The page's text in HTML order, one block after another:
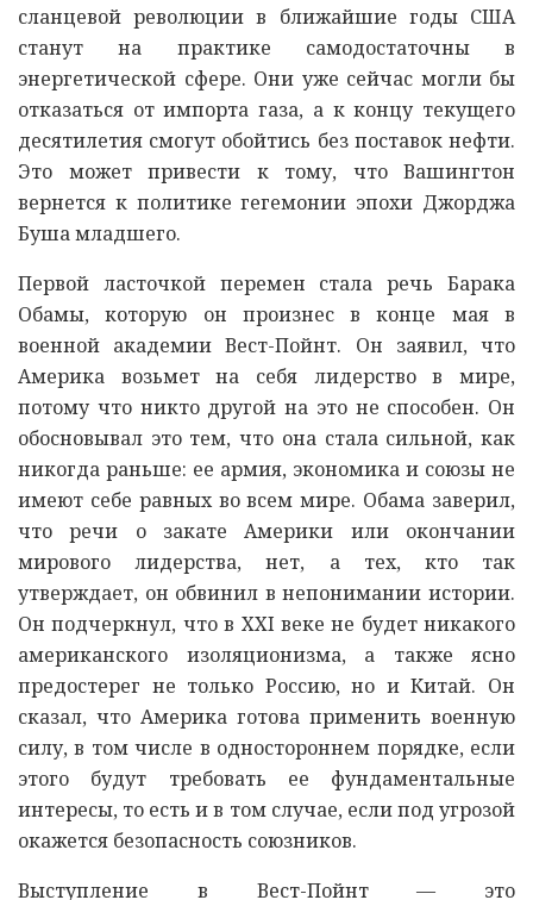
сланцевой революции в ближайшие годы США
станут на практике самодостаточны в
энергетической сфере. Они уже сейчас могли бы
отказаться от импорта газа, а к концу текущего
десятилетия смогут обойтись без поставок нефти.
Это может привести к тому, что Вашингтон
вернется к политике гегемонии эпохи Джорджа
Буша младшего.
Первой ласточкой перемен стала речь Барака
Обамы, которую он произнес в конце мая в
военной академии Вест-Пойнт. Он заявил, что
Америка возьмет на себя лидерство в мире,
потому что никто другой на это не способен. Он
обосновывал это тем, что она стала сильной, как
никогда раньше: ее армия, экономика и союзы не
имеют себе равных во всем мире. Обама заверил,
что речи о закате Америки или окончании
мирового лидерства, нет, а тех, кто так
утверждает, он обвинил в непонимании истории.
Он подчеркнул, что в XXI веке не будет никакого
американского изоляционизма, а также ясно
предостерег не только Россию, но и Китай. Он
сказал, что Америка готова применить военную
силу, в том числе в одностороннем порядке, если
этого будут требовать ее фундаментальные
интересы, то есть и в том случае, если под угрозой
окажется безопасность союзников.
Выступление в Вест-Пойнт — это